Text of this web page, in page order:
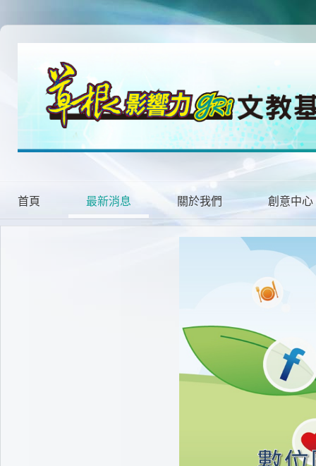
首頁 最新消息 關於我們 創意中心